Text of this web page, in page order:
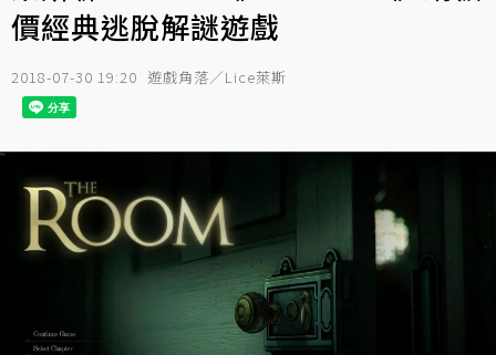
價經典逃脫解謎遊戲
2018-07-30 19:20 遊戲角落／Lice萊斯